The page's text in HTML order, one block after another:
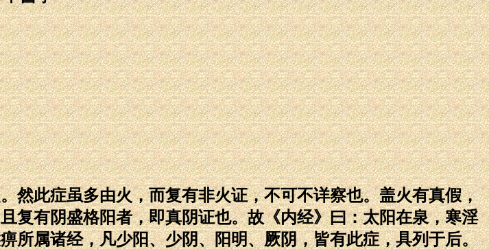
此症虽多由火，而复有非火证，不可不详察也。盖火有真假，
复有阴盛格阳者，即真阴证也。故《内经》曰：太阳在泉，寒淫
所属诸经，凡少阳、少阴、阳明、厥阴，皆有此症，具列于后。